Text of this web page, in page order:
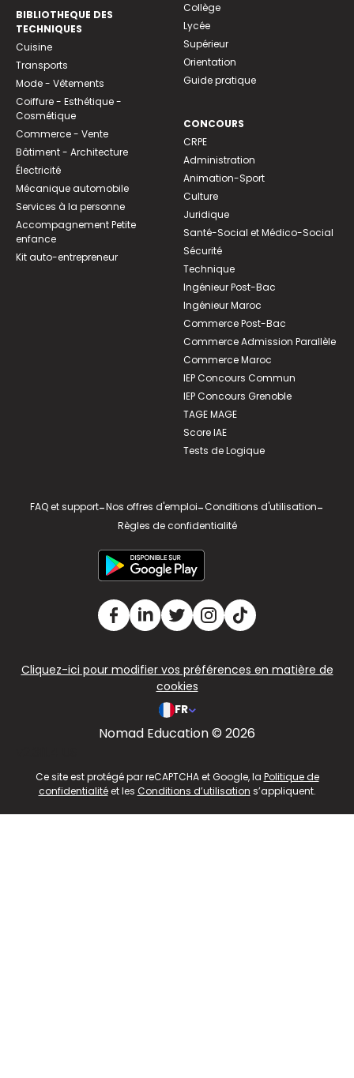
BIBLIOTHEQUE DES
TECHNIQUES
Cuisine
Transports
Mode - Vêtements
Coiffure - Esthétique -
Cosmétique
Commerce - Vente
Bâtiment - Architecture
Électricité
Mécanique automobile
Services à la personne
Accompagnement Petite
enfance
Kit auto-entrepreneur
Collège
Lycée
Supérieur
Orientation
Guide pratique
CONCOURS
CRPE
Administration
Animation-Sport
Culture
Juridique
Santé-Social et Médico-Social
Sécurité
Technique
Ingénieur Post-Bac
Ingénieur Maroc
Commerce Post-Bac
Commerce Admission Parallèle
Commerce Maroc
IEP Concours Commun
IEP Concours Grenoble
TAGE MAGE
Score IAE
Tests de Logique
FAQ et support-Nos offres d'emploi-Conditions d'utilisation-
Règles de confidentialité
Cliquez-ici pour modifier vos préférences en matière de
cookies
FR
Nomad Education © 2026
Ce site est protégé par reCAPTCHA et Google, la Politique de
confidentialitéet les Conditions d’utilisation s’appliquent.